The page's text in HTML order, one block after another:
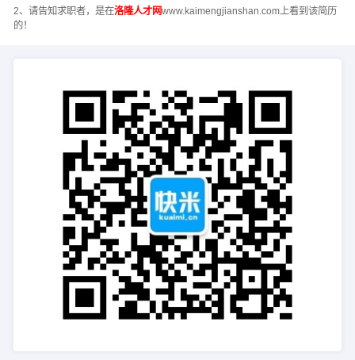
2、请告知求职者，是在洛隆人才网www.kaimengjianshan.com上看到该简历
的！